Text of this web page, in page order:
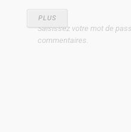
PLUS
Saisissez votre mot de
commentaires.